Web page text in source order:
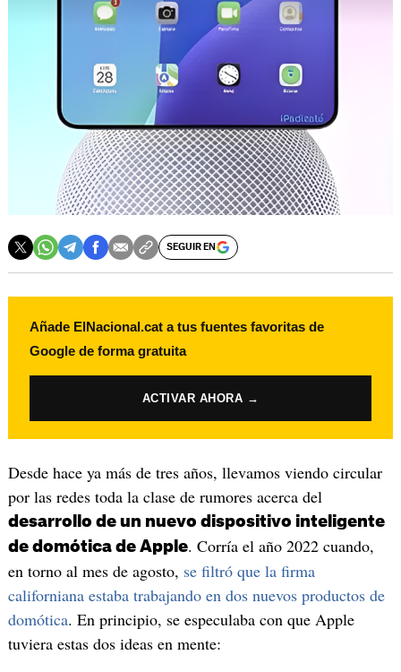
SEGUIR EN
Añade ElNacional.cat a tus fuentes favoritas de
Google de forma gratuita
ACTIVAR AHORA →
Desde hace ya más de tres años, llevamos viendo circular
por las redes toda la clase de rumores acerca del
desarrollo de un nuevo dispositivo inteligente
de domótica de Apple. Corría el año 2022 cuando,
en torno al mes de agosto, se filtró que la firma
californiana estaba trabajando en dos nuevos productos de
domótica. En principio, se especulaba con que Apple
tuviera estas dos ideas en mente: